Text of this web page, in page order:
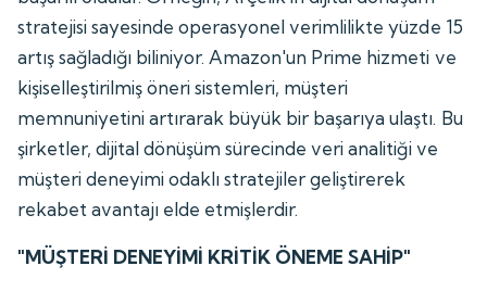
stratejisi sayesinde operasyonel verimlilikte yüzde 15
artış sağladığı biliniyor. Amazon'un Prime hizmeti ve
kişiselleştirilmiş öneri sistemleri, müşteri
memnuniyetini artırarak büyük bir başarıya ulaştı. Bu
şirketler, dijital dönüşüm sürecinde veri analitiği ve
müşteri deneyimi odaklı stratejiler geliştirerek
rekabet avantajı elde etmişlerdir.
"MÜŞTERİ DENEYİMİ KRİTİK ÖNEME SAHİP"